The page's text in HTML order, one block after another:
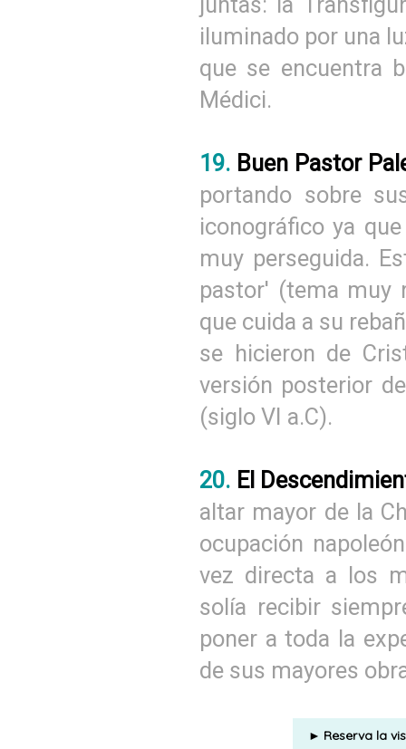
iluminado por una
que se encuentra
Médici.
19. Buen Pastor
portando sobre
iconográfico ya
muy perseguida.
pastor' (tema muy
que cuida a su
se hicieron de
versión posterior
(siglo VI a.C).
20. El
altar mayor de la
ocupación
vez directa a los
solía recibir
poner a toda la
de sus mayores
► Reserva la